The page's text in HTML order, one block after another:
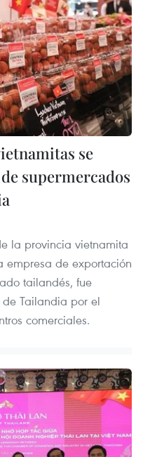
se
supermercados
la provincia vietnamita
de exportación
tailandés, fue
Tailandia por el
comerciales.